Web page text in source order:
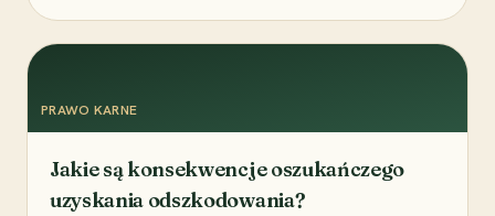
PRAWO KARNE
Jakie są konsekwencje oszukańczego
uzyskania odszkodowania?